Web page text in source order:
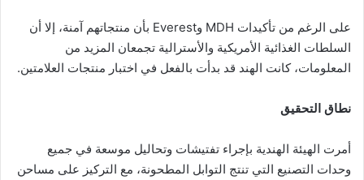
على الرغم من تأكيدات MDH وEverest بأن منتجاتهم آمنة، إلا أن
السلطات الغذائية الأمريكية والأسترالية تجمعان المزيد من
المعلومات، كانت الهند قد بدأت بالفعل في اختبار منتجات العلامتين.
نطاق التحقيق
أمرت الهيئة الهندية بإجراء تفتيشات وتحاليل موسعة في جميع
وحدات التصنيع التي تنتج التوابل المطحونة، مع التركيز على مساحن